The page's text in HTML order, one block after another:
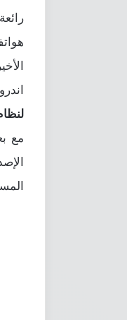
مع